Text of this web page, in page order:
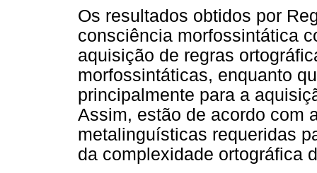
Os resultados obtidos por
consciência morfossintática
aquisição de regras
morfossintáticas, enquanto
principalmente para a
Assim, estão de acordo com
metalinguísticas requeridas
da complexidade ortográfica